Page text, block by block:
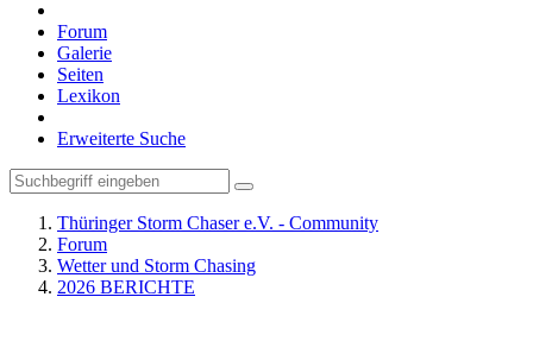
Forum
Galerie
Seiten
Lexikon
Erweiterte Suche
Thüringer Storm Chaser e.V. - Community
Forum
Wetter und Storm Chasing
2026 BERICHTE